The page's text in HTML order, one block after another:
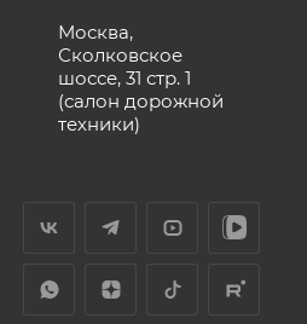
Москва,
Сколковское
шоссе, 31 стр. 1
(салон дорожной
техники)